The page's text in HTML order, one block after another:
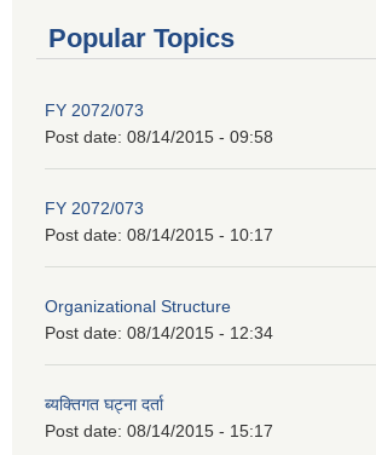
Popular Topics
FY 2072/073
Post date: 08/14/2015 - 09:58
FY 2072/073
Post date: 08/14/2015 - 10:17
Organizational Structure
Post date: 08/14/2015 - 12:34
ब्यक्तिगत घट्ना दर्ता
Post date: 08/14/2015 - 15:17